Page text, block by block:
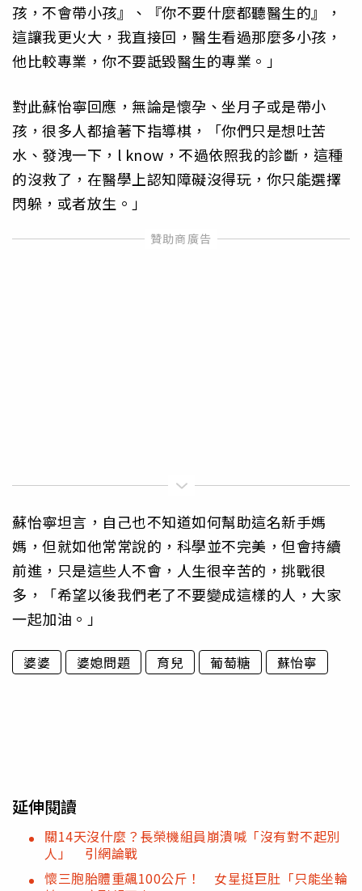
孩，不會帶小孩』、『你不要什麼都聽醫生的』，
這讓我更火大，我直接回，醫生看過那麼多小孩，
他比較專業，你不要詆毀醫生的專業。」
對此蘇怡寧回應，無論是懷孕、坐月子或是帶小
孩，很多人都搶著下指導棋，「你們只是想吐苦
水、發洩一下，l know，不過依照我的診斷，這種
的沒救了，在醫學上認知障礙沒得玩，你只能選擇
閃躲，或者放生。」
蘇怡寧坦言，自己也不知道如何幫助這名新手媽
媽，但就如他常常說的，科學並不完美，但會持續
前進，只是這些人不會，人生很辛苦的，挑戰很
多，「希望以後我們老了不要變成這樣的人，大家
一起加油。」
婆婆 婆媳問題 育兒 葡萄糖 蘇怡寧
延伸閱讀
關14天沒什麼？長榮機組員崩潰喊「沒有對不起別
人」 引網論戰
懷三胞胎體重飆100公斤！ 女星挺巨肚「只能坐輪